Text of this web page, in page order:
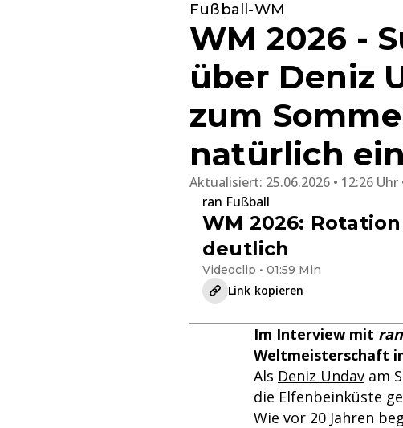
Fußball-WM
WM 2026 -
über Deniz
zum
natürlich
Aktualisiert: 25.06.2026 • 12:26 Uhr
ran Fußball
WM 2026:
deutlich
Videoclip • 01:59 Min
Link kopieren
Im Interview mit ran
Weltmeisterschaft
Als Deniz Undav am
die Elfenbeinküste
Wie vor 20 Jahren